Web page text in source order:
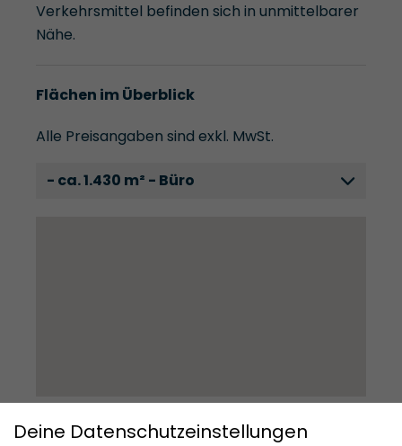
Verkehrsmittel befinden sich in unmittelbarer
Nähe.
Flächen im Überblick
Alle Preisangaben sind exkl. MwSt.
- ca. 1.430 m² - Büro